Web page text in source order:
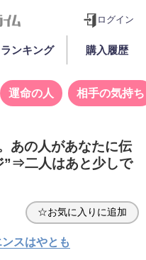
ログイン
ランキング 購入履歴
運命の人 相手の気持ち
あの人があなたに伝
”⇒二人はあと少しで
☆お気に入りに追加
スはやとも